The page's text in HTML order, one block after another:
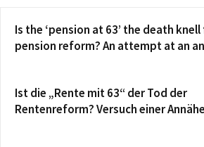
Is the ‘pension at 63’ the death
pension reform? An attempt at an
Ist die „Rente mit 63“ der Tod der
Rentenreform? Versuch einer